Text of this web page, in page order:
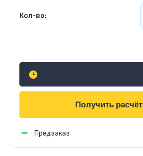
Кол-во:
Получить расчёт
Предзаказ